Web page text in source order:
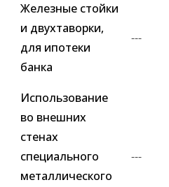
Железные стойки
и двухтаворки,
для ипотеки
банка
---
Использование
во внешних
стенах
специального
металлического
---